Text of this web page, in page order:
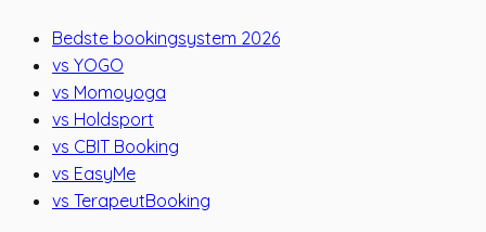
Bedste bookingsystem 2026
vs YOGO
vs Momoyoga
vs Holdsport
vs CBIT Booking
vs EasyMe
vs TerapeutBooking